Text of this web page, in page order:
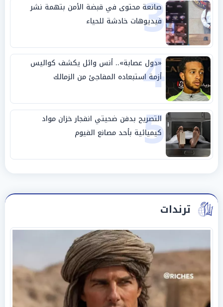
3
صانعة محتوى في قبضة الأمن بتهمة نشر
فيديوهات خادشة للحياء
4
«دول عصابة».. أنس وائل يكشف كواليس
أزمة استبعاده المفاجئ من الزمالك
5
التصريح بدفن ضحيتي انفجار خزان مواد
كيميائية بأحد مصانع الفيوم
ترندات